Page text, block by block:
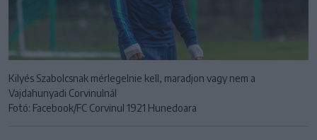
Kilyés Szabolcsnak mérlegelnie kell, maradjon vagy nem a
Vajdahunyadi Corvinulnál
Fotó: Facebook/FC Corvinul 1921 Hunedoara